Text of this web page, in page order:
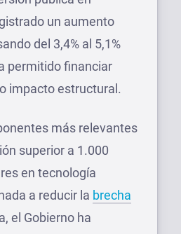
un aumento
del 3,4% al 5,1%
permitido financiar
impacto estructural.
más relevantes
superior a 1.000
en tecnología
a reducir la brecha
el Gobierno ha